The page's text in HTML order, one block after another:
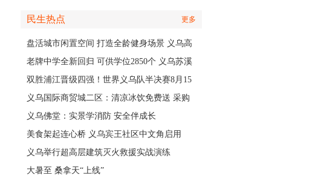
民生热点 更多
盘活城市闲置空间 打造全龄健身场景 义乌高
质量落地省级文体民生实事
老牌中学全新回归 可供学位2850个 义乌苏溪
中学9月投用
双胜浦江晋级四强！世界义乌队半决赛8月15
日主场开打
义乌国际商贸城二区：清凉冰饮免费送 采购
商可就近领取
义乌佛堂：实景学消防 安全伴成长
美食架起连心桥 义乌宾王社区中文角启用
义乌举行超高层建筑灭火救援实战演练
大暑至 桑拿天“上线”